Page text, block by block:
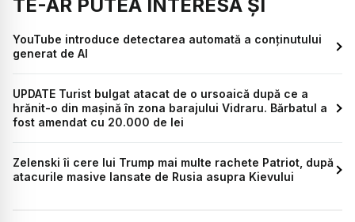
TE-AR PUTEA INTERESA ȘI
YouTube introduce detectarea automată a conținutului
generat de AI
UPDATE Turist bulgat atacat de o ursoaică după ce a
hrănit-o din mașină în zona barajului Vidraru. Bărbatul a
fost amendat cu 20.000 de lei
Zelenski îi cere lui Trump mai multe rachete Patriot, după
atacurile masive lansate de Rusia asupra Kievului